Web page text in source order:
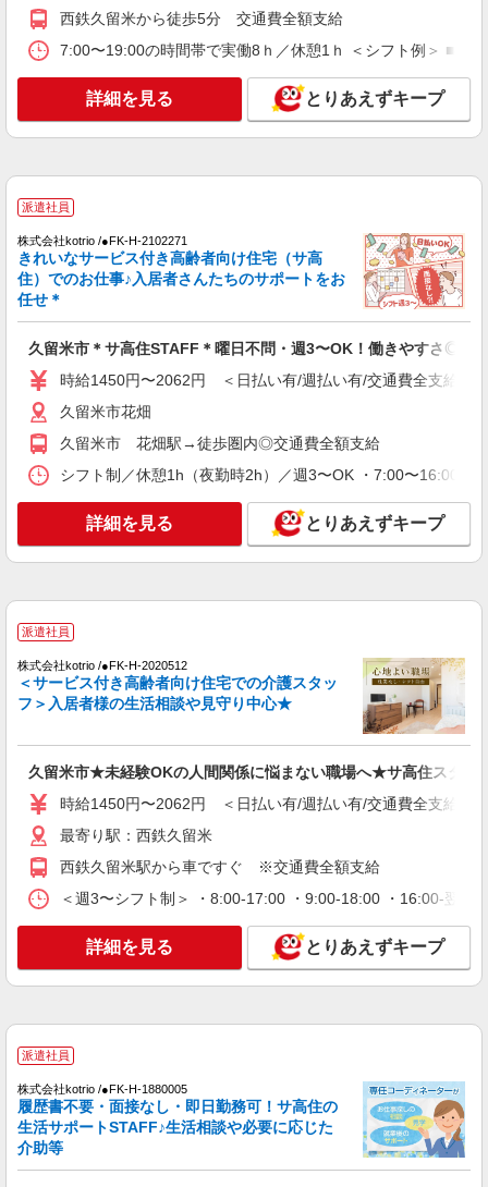
派遣社員
株式会社kotrio /●FK-H-2068634
で趣味も満喫
時給1450円〜2062円 ＜日払い有/週払い有/交
通費全支給(ガソリン代含む)＞
派遣社員
株式会社kotrio /●FK-H-2009774
毎日通うのが楽しみになる＊ホテルのような美
時給1450円〜2062円 ＜日払い有/週払い有/交
通費全支給(ガソリン代含む)＞
キープ 詳細を見る
派遣社員
株式会社kotrio /●FK-H-1880050
＜花畑＞障がい者施設の支援員＊軽作業の見守
りなど＊日払いOK
キープ 詳細を見る
日研トータルソーシング株式会社 メディカルケア事業部/博多オフィ
ス
介護スタッフ／資格あり or 経験者
時給1,320円〜1,400円 ◆無資格・経験者：時
円〜 ◆初任者研修・経験者：時給1,350円〜 ◆介
護福祉士：時給1,400円〜 ※経験者は3ヶ月以上 ※
福岡県久留米市 【最寄駅】御井駅 ★勤務地は
3000ヶ所以上★ 自宅から通いやすいエリアなど、
キープ 詳細を見る
（株）ウィルオブ・ワークCW 福岡支店/ms400101
福岡県久留米市JR久留米駅周辺
詳細を見る
西鉄久留米から徒歩5分 交通費全額支給
7:00〜19:00の時間帯で実働8ｈ／休憩1ｈ ＜シフト例＞ ■8
詳細を見る とりあえずキープ
派遣社員
株式会社kotrio /●FK-H-2102271
きれいなサービス付き高齢者向け住宅（サ高
住）でのお仕事♪入居者さんたちのサポートをお
任せ＊
久留米市＊サ高住STAFF＊曜日不問・週3〜OK！働きやすさ◎
時給1450円〜2062円 ＜日払い有/週払い有/交通費全支給(ガ
久留米市花畑
久留米市 花畑駅→徒歩圏内◎交通費全額支給
シフト制／休憩1h（夜勤時2h）／週3〜OK ・7:00〜16:00
詳細を見る とりあえずキープ
派遣社員
株式会社kotrio /●FK-H-2020512
＜サービス付き高齢者向け住宅での介護スタッ
フ＞入居者様の生活相談や見守り中心★
久留米市★未経験OKの人間関係に悩まない職場へ★サ高住スタッ
時給1450円〜2062円 ＜日払い有/週払い有/交通費全支給(ガ
最寄り駅：西鉄久留米
西鉄久留米駅から車ですぐ ※交通費全額支給
＜週3〜シフト制＞ ・8:00-17:00 ・9:00-18:00 ・16:00-
詳細を見る とりあえずキープ
派遣社員
株式会社kotrio /●FK-H-1880005
履歴書不要・面接なし・即日勤務可！サ高住の
生活サポートSTAFF♪生活相談や必要に応じた
介助等